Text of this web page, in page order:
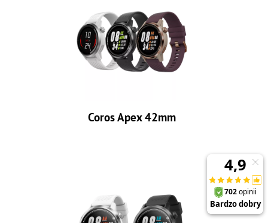
Coros Apex 42mm